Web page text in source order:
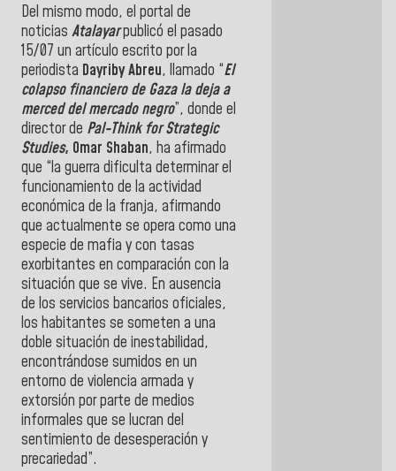
Del mismo modo, el portal de
noticias Atalayarpublicó el pasado
15/07 un artículo escrito por la
periodista Dayriby Abreu, llamado “El
colapso financiero de Gaza la deja a
merced del mercado negro”, donde el
director de Pal-Think for Strategic
Studies, Omar Shaban, ha afirmado
que “la guerra dificulta determinar el
funcionamiento de la actividad
económica de la franja, afirmando
que actualmente se opera como una
especie de mafia y con tasas
exorbitantes en comparación con la
situación que se vive. En ausencia
de los servicios bancarios oficiales,
los habitantes se someten a una
doble situación de inestabilidad,
encontrándose sumidos en un
entorno de violencia armada y
extorsión por parte de medios
informales que se lucran del
sentimiento de desesperación y
precariedad”.